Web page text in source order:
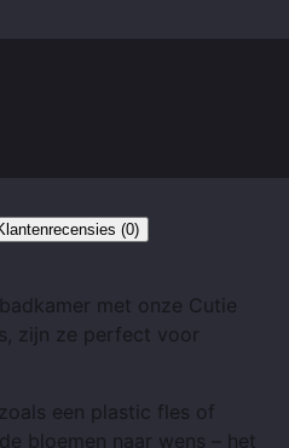
(0)
met onze Cutie
zijn ze perfect voor
een plastic fles of
bloemen naar wens – het